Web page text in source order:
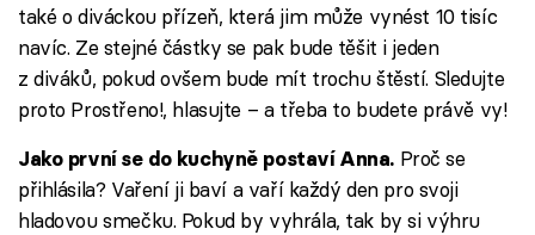
také o diváckou přízeň, která jim může vynést 10 tisíc
navíc. Ze stejné částky se pak bude těšit i jeden
z diváků, pokud ovšem bude mít trochu štěstí. Sledujte
proto Prostřeno!, hlasujte – a třeba to budete právě vy!
Jako první se do kuchyně postaví Anna. Proč se
přihlásila? Vaření ji baví a vaří každý den pro svoji
hladovou smečku. Pokud by vyhrála, tak by si výhru